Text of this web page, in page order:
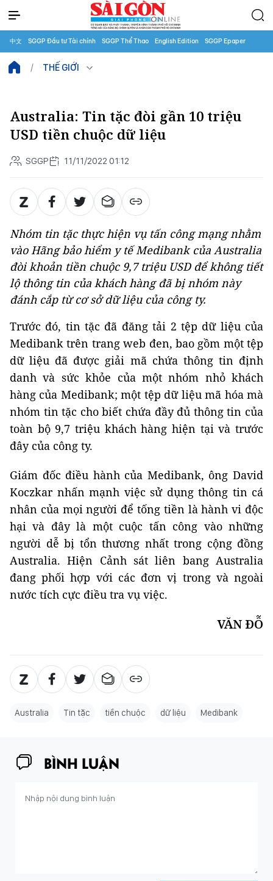
中文 SGGP Đầu tư Tài chính SGGP Thể Thao English Edition SGGP Epaper
THẾ GIỚI
Australia: Tin tặc đòi gần 10 triệu
USD tiền chuộc dữ liệu
SGGP 11/11/2022 01:12
Nhóm tin tặc thực hiện vụ tấn công mạng nhằm
vào Hãng bảo hiểm y tế Medibank của Australia
đòi khoản tiền chuộc 9,7 triệu USD để không tiết
lộ thông tin của khách hàng đã bị nhóm này
đánh cắp từ cơ sở dữ liệu của công ty.
Trước đó, tin tặc đã đăng tải 2 tệp dữ liệu của
Medibank trên trang web đen, bao gồm một tệp
dữ liệu đã được giải mã chứa thông tin định
danh và sức khỏe của một nhóm nhỏ khách
hàng của Medibank; một tệp dữ liệu mã hóa mà
nhóm tin tặc cho biết chứa đầy đủ thông tin của
toàn bộ 9,7 triệu khách hàng hiện tại và trước
đây của công ty.
Giám đốc điều hành của Medibank, ông David
Koczkar nhấn mạnh việc sử dụng thông tin cá
nhân của mọi người để tống tiền là hành vi độc
hại và đây là một cuộc tấn công vào những
người dễ bị tổn thương nhất trong cộng đồng
Australia. Hiện Cảnh sát liên bang Australia
đang phối hợp với các đơn vị trong và ngoài
nước tích cực điều tra vụ việc.
VĂN ĐỖ
Australia Tin tặc tiền chuộc dữ liệu Medibank
BÌNH LUẬN